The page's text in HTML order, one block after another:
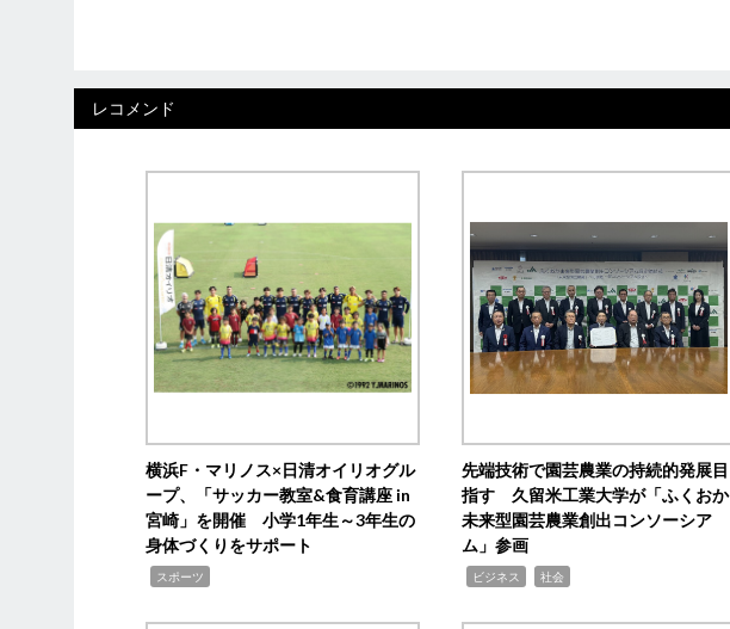
レコメンド
横浜F・マリノス×日清オイリオグル
ープ、「サッカー教室&食育講座 in
宮崎」を開催 小学1年生～3年生の
身体づくりをサポート
スポーツ
先端技術で園芸農業の持続的発展目
指す 久留米工業大学が「ふくおか
未来型園芸農業創出コンソーシア
ム」参画
ビジネス 社会